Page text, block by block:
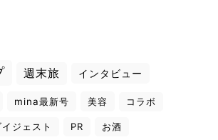
週末旅 インタビュー
mina最新号 美容 コラボ
イジェスト PR お酒